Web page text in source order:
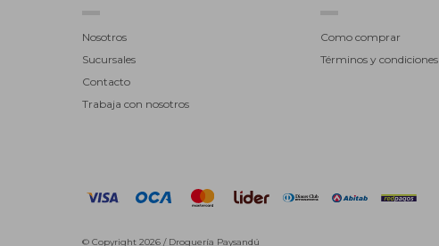
Nosotros
Sucursales
Contacto
Trabaja con nosotros
Como comprar
Términos y condiciones
© Copyright 2026 / Droguería Paysandú